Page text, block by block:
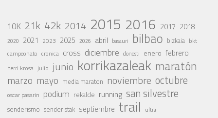
10K 21k 42k 2014 2015 2016 2017 2018
2020 2021 2023 2025 2026 abril basauri bilbao bizkaia bkt
campeonato cronica cross diciembre donosti enero febrero
herri krosa julio junio korrikazaleak maratón
marzo mayo media maraton noviembre octubre
oscar pasarin podium rekalde running san silvestre
senderismo senderistak septiembre trail ultra